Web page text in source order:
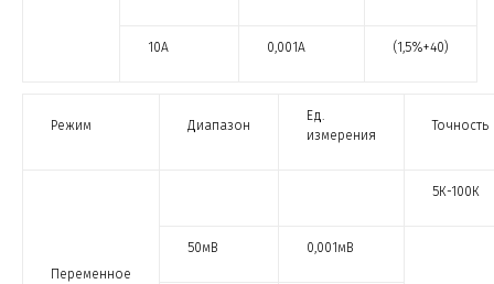
10А 0,001А (1,5%+40)
Режим Диапазон
Ед.
измерения
Точность
Переменное
5К-100К
50мВ 0,001мВ